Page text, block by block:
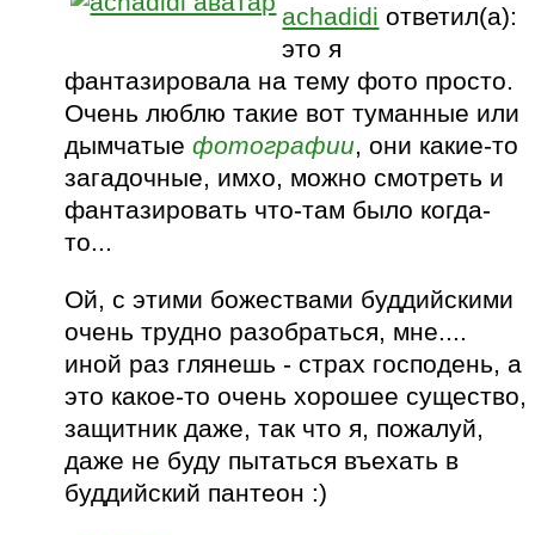
achadidi ответил(а):
это я
фантазировала на тему фото просто.
Очень люблю такие вот туманные или
дымчатыефотографии, они какие-то
загадочные, имхо, можно смотреть и
фантазировать что-там было когда-
то...
Ой, с этими божествами буддийскими
очень трудно разобраться, мне....
иной раз глянешь - страх господень, а
это какое-то очень хорошее существо,
защитник даже, так что я, пожалуй,
даже не буду пытаться въехать в
буддийский пантеон :)